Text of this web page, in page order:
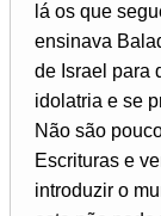
lá os que
ensinava
de Israel para
idolatria e se
Não são
Escrituras e
introduzir o